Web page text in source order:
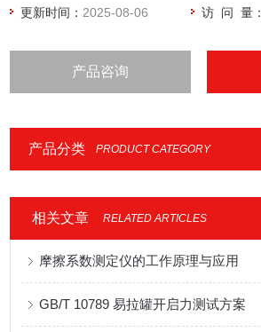
更新时间： 2025-08-06 访 问 量：
产品咨询
产品分类 PRODUCT CATEGORY
相关文章 RELATED ARTICLES
摩擦系数测定仪的工作原理与应用
GB/T 10789 易拉罐开启力测试方案